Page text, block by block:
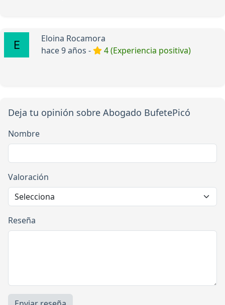
Eloina Rocamora
hace 9 años -
4 (Experiencia positiva)
Deja tu opinión sobre Abogado BufetePicó
Nombre
Valoración
Reseña